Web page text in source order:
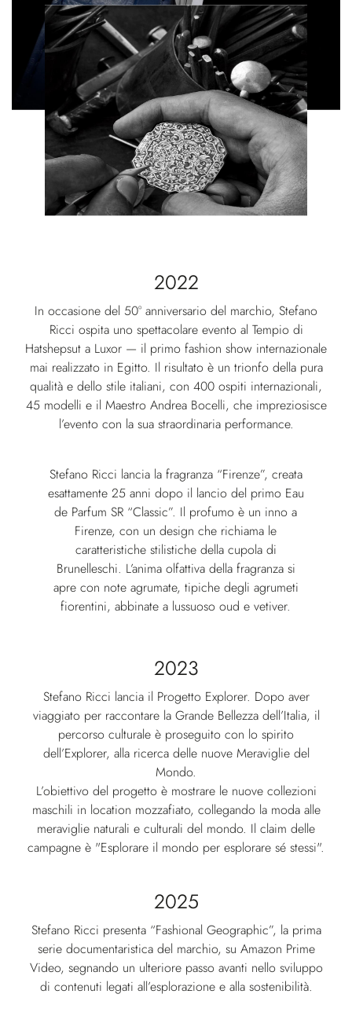
2022
In occasione del 50° anniversario del marchio, Stefano
Ricci ospita uno spettacolare evento al Tempio di
Hatshepsut a Luxor — il primo fashion show internazionale
mai realizzato in Egitto. Il risultato è un trionfo della pura
qualità e dello stile italiani, con 400 ospiti internazionali,
45 modelli e il Maestro Andrea Bocelli, che impreziosisce
l’evento con la sua straordinaria performance.
Stefano Ricci lancia la fragranza “Firenze”, creata
esattamente 25 anni dopo il lancio del primo Eau
de Parfum SR “Classic”. Il profumo è un inno a
Firenze, con un design che richiama le
caratteristiche stilistiche della cupola di
Brunelleschi. L’anima olfattiva della fragranza si
apre con note agrumate, tipiche degli agrumeti
fiorentini, abbinate a lussuoso oud e vetiver.
2023
Stefano Ricci lancia il Progetto Explorer. Dopo aver
viaggiato per raccontare la Grande Bellezza dell’Italia, il
percorso culturale è proseguito con lo spirito
dell’Explorer, alla ricerca delle nuove Meraviglie del
Mondo.
L’obiettivo del progetto è mostrare le nuove collezioni
maschili in location mozzafiato, collegando la moda alle
meraviglie naturali e culturali del mondo. Il claim delle
campagne è "Esplorare il mondo per esplorare sé stessi".
2025
Stefano Ricci presenta “Fashional Geographic”, la prima
serie documentaristica del marchio, su Amazon Prime
Video, segnando un ulteriore passo avanti nello sviluppo
di contenuti legati all’esplorazione e alla sostenibilità.